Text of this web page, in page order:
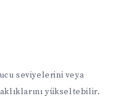
seviyelerini veya
yükseltebilir.